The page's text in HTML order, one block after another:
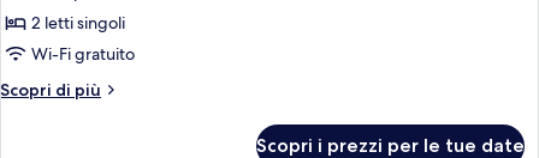
Taj
Club,
Club,
2 letti singoli
Wi-Fi gratuito
Scopri di più
Altri
Scopri i prezzi per le tue date